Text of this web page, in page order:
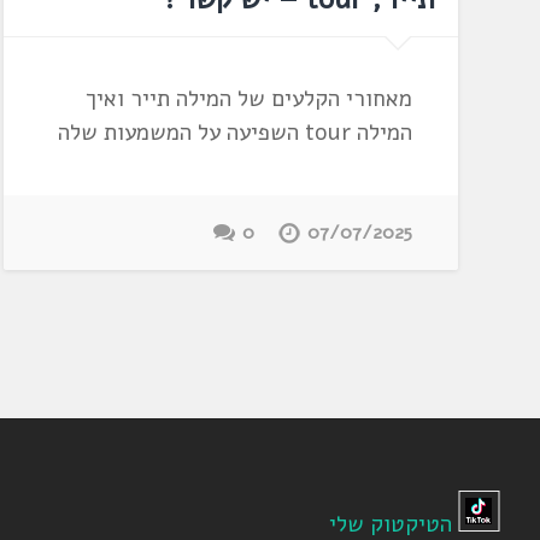
מאחורי הקלעים של המילה תייר ואיך
המילה tour השפיעה על המשמעות שלה
07/07/2025
0
הטיקטוק שלי